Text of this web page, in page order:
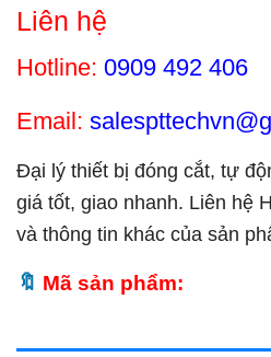
Liên hệ
Hotline: 0909 492 406
Email:
Đại lý thiết bị đóng cắt, tự
giá tốt, giao nhanh. Liên hệ
và thông tin khác của sản
Mã sản phẩm: